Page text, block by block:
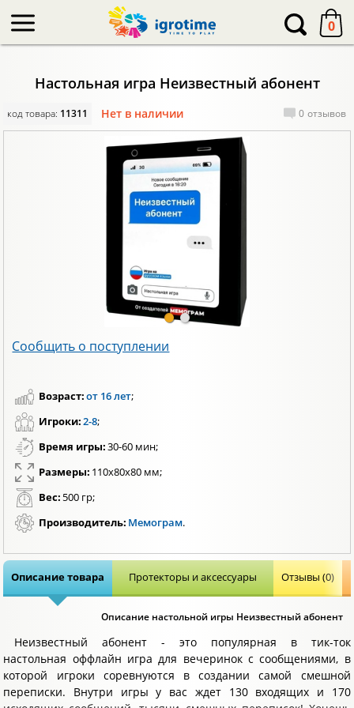
0
Настольная игра Неизвестный абонент
код товара: 11311 Нет в наличии 0 отзывов
Сообщить о поступлении
Возраст:от 16 лет;
Игроки:2-8;
Время игры:30-60 мин;
Размеры: 110х80х80 мм;
Вес: 500 гр;
Производитель: Мемограм.
Описание товара Протекторы и аксессуары Отзывы (0)
Описание настольной игры Неизвестный абонент
Неизвестный абонент - это популярная в тик-ток
настольная оффлайн игра для вечеринок с сообщениями, в
которой игроки соревнуются в создании самой смешной
переписки. Внутри игры у вас ждет 130 входящих и 170